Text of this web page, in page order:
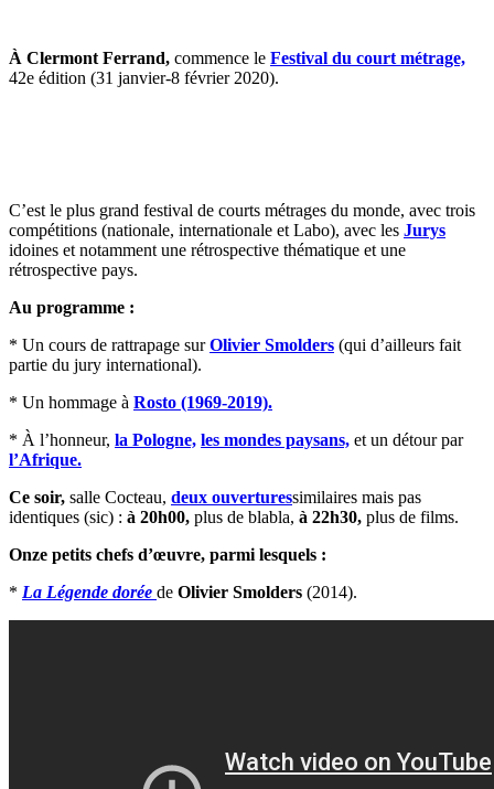
À Clermont Ferrand, commence le Festival du court métrage,
42e édition (31 janvier-8 février 2020).
C’est le plus grand festival de courts métrages du monde, avec trois
compétitions (nationale, internationale et Labo), avec les Jurys
idoines et notamment une rétrospective thématique et une
rétrospective pays.
Au programme :
* Un cours de rattrapage surOlivier Smolders (qui d’ailleurs fait
partie du jury international).
* Un hommage à Rosto (1969-2019).
* À l’honneur, la Pologne, les mondes paysans, et un détour par
l’Afrique.
Ce soir, salle Cocteau, deux ouverturessimilaires mais pas
identiques (sic) : à 20h00, plus de blabla, à 22h30, plus de films.
Onze petits chefs d’œuvre, parmi lesquels :
* La Légende dorée de Olivier Smolders (2014).